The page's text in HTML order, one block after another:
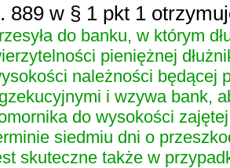
889 w § 1 pkt 1
do banku, w którym
pieniężnej
należności będącej
i wzywa bank,
do wysokości
siedmiu dni o
skuteczne także w